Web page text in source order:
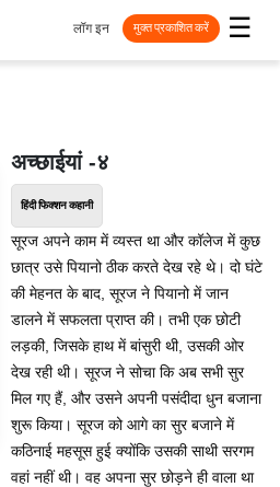
☰
लॉग इन मुक्त प्रकाशित करें
अच्छाईयां -४
हिंदी फिक्शन कहानी
सूरज अपने काम में व्यस्त था और कॉलेज में कुछ
छात्र उसे पियानो ठीक करते देख रहे थे। दो घंटे
की मेहनत के बाद, सूरज ने पियानो में जान
डालने में सफलता प्राप्त की। तभी एक छोटी
लड़की, जिसके हाथ में बांसुरी थी, उसकी ओर
देख रही थी। सूरज ने सोचा कि अब सभी सुर
मिल गए हैं, और उसने अपनी पसंदीदा धुन बजाना
शुरू किया। सूरज को आगे का सुर बजाने में
कठिनाई महसूस हुई क्योंकि उसकी साथी सरगम
वहां नहीं थी। वह अपना सुर छोड़ने ही वाला था